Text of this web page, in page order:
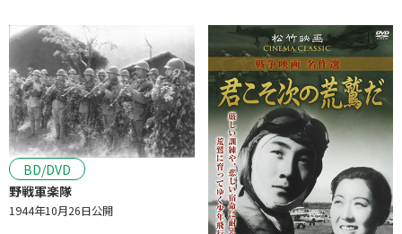
BD/DVD
野戦軍楽隊
1944年10月26日公開